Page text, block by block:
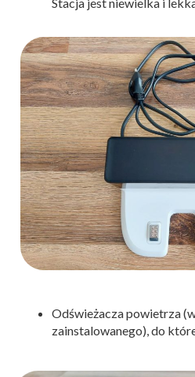
Odświeżacza powietrza
zainstalowanego), do